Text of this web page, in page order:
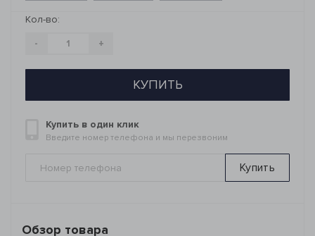
Кол-во:
- +
КУПИТЬ
Купить в один клик
Введите номер телефона и мы перезвоним
Купить
Обзор товара